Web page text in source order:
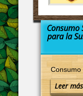
Consumo
para la
Consumo
Leer más